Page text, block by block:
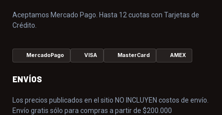
Aceptamos Mercado Pago. Hasta 12 cuotas con Tarjetas de
Crédito.
MercadoPago VISA MasterCard AMEX
ENVÍOS
Los precios publicados en el sitio NO INCLUYEN costos de envío.
Envío gratis sólo para compras a partir de $200.000